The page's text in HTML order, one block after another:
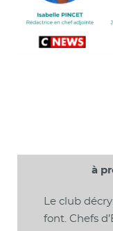
à
Le club
font. Chefs